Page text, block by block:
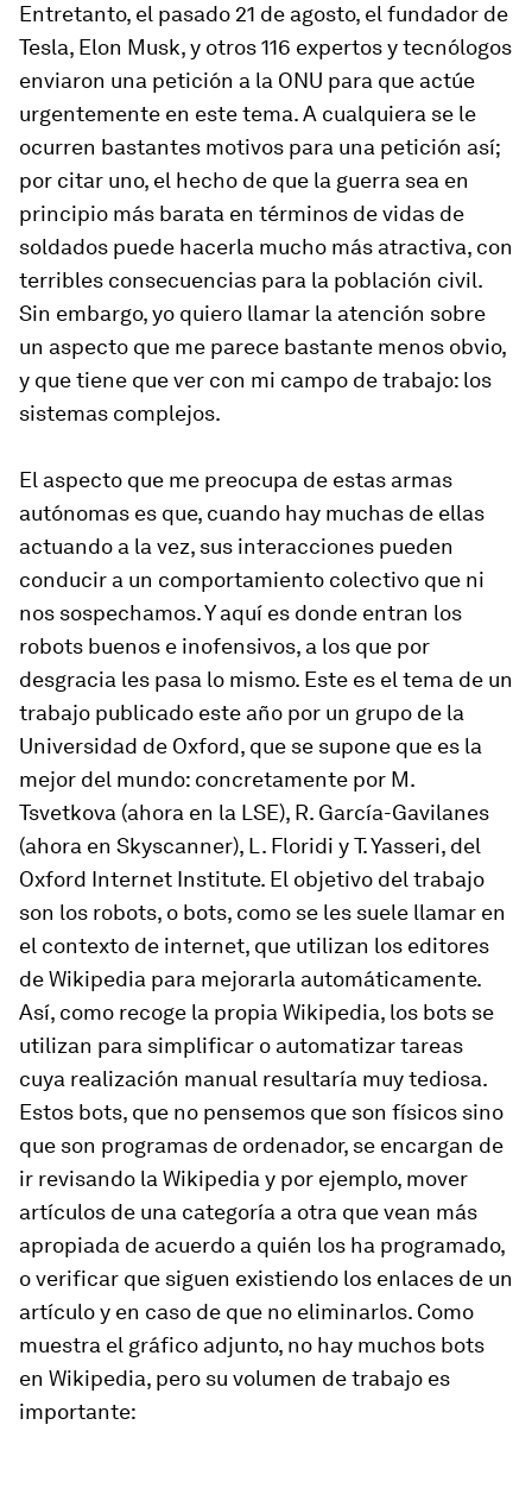
Entretanto, el pasado 21 de agosto, el fundador de
Tesla, Elon Musk, y otros 116 expertos y tecnólogos
enviaron una petición a la ONU para que actúe
urgentemente en este tema. A cualquiera se le
ocurren bastantes motivos para una petición así;
por citar uno, el hecho de que la guerra sea en
principio más barata en términos de vidas de
soldados puede hacerla mucho más atractiva, con
terribles consecuencias para la población civil.
Sin embargo, yo quiero llamar la atención sobre
un aspecto que me parece bastante menos obvio,
y que tiene que ver con mi campo de trabajo: los
sistemas complejos.
El aspecto que me preocupa de estas armas
autónomas es que, cuando hay muchas de ellas
actuando a la vez, sus interacciones pueden
conducir a un comportamiento colectivo que ni
nos sospechamos. Y aquí es donde entran los
robots buenos e inofensivos, a los que por
desgracia les pasa lo mismo. Este es el tema de un
trabajo publicado este año por un grupo de la
Universidad de Oxford, que se supone que es la
mejor del mundo: concretamente por M.
Tsvetkova (ahora en la LSE), R. García-Gavilanes
(ahora en Skyscanner), L. Floridi y T. Yasseri, del
Oxford Internet Institute. El objetivo del trabajo
son los robots, o bots, como se les suele llamar en
el contexto de internet, que utilizan los editores
de Wikipedia para mejorarla automáticamente.
Así, como recoge la propia Wikipedia, los bots se
utilizan para simplificar o automatizar tareas
cuya realización manual resultaría muy tediosa.
Estos bots, que no pensemos que son físicos sino
que son programas de ordenador, se encargan de
ir revisando la Wikipedia y por ejemplo, mover
artículos de una categoría a otra que vean más
apropiada de acuerdo a quién los ha programado,
o verificar que siguen existiendo los enlaces de un
artículo y en caso de que no eliminarlos. Como
muestra el gráfico adjunto, no hay muchos bots
en Wikipedia, pero su volumen de trabajo es
importante: